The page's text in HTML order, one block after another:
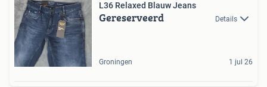
L36 Relaxed Blauw Jeans
Gereserveerd Details
Groningen 1 jul 26